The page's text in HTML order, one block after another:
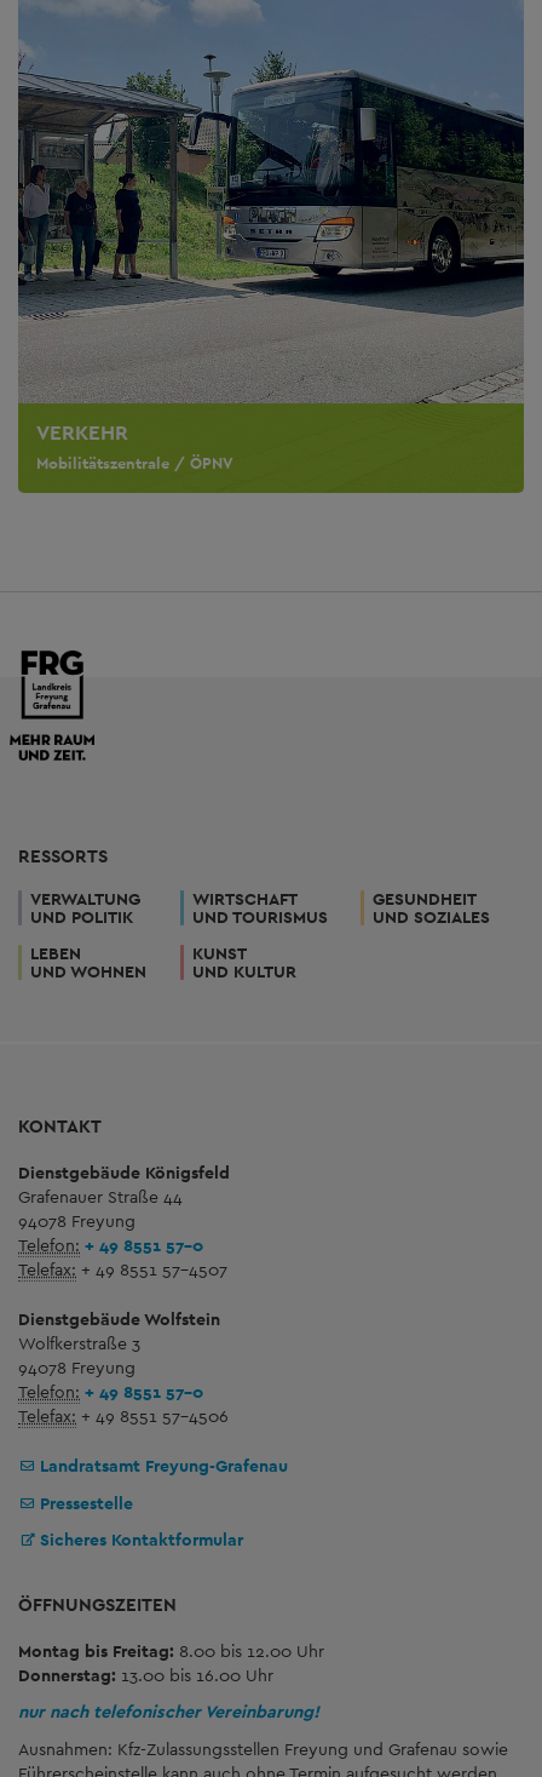
VERKEHR
Mobilitätszentrale / ÖPNV
RESSORTS
VERWALTUNG
UND POLITIK
WIRTSCHAFT
UND TOURISMUS
GESUNDHEIT
UND SOZIALES
LEBEN
UND WOHNEN
KUNST
UND KULTUR
KONTAKT
Dienstgebäude Königsfeld
Grafenauer Straße 44
94078 Freyung
Telefon: + 49 8551 57-0
Telefax: + 49 8551 57-4507
Dienstgebäude Wolfstein
Wolfkerstraße 3
94078 Freyung
Telefon: + 49 8551 57-0
Telefax: + 49 8551 57-4506
Landratsamt Freyung-Grafenau
Pressestelle
Sicheres Kontaktformular
ÖFFNUNGSZEITEN
Montag bis Freitag: 8.00 bis 12.00 Uhr
Donnerstag: 13.00 bis 16.00 Uhr
nur nach telefonischer Vereinbarung!
Ausnahmen: Kfz-Zulassungsstellen Freyung und Grafenau sowie